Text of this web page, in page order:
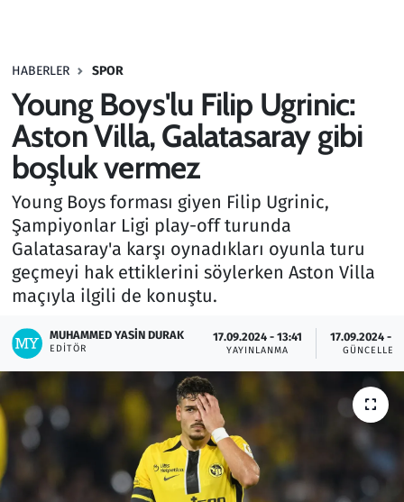
HABERLER SPOR
Young Boys'lu Filip Ugrinic:
Aston Villa, Galatasaray gibi
boşluk vermez
Young Boys forması giyen Filip Ugrinic,
Şampiyonlar Ligi play-off turunda
Galatasaray'a karşı oynadıkları oyunla turu
geçmeyi hak ettiklerini söylerken Aston Villa
maçıyla ilgili de konuştu.
MUHAMMED YASIN DURAK
EDITÖR
17.09.2024 - 13:41
YAYINLANMA
17.09.2024 -
Haber
Kültür Sanat
Kurumsal Haberler
Lezzet Durağı
Memur ve Kamu
Otomobil
Oyun
Resmi İlanlar
Rüya Tabirleri